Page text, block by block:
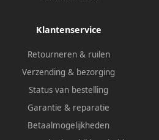
Klantenservice
Retourneren & ruilen
Verzending & bezorging
Status van bestelling
Garantie & reparatie
Betaalmogelijkheden